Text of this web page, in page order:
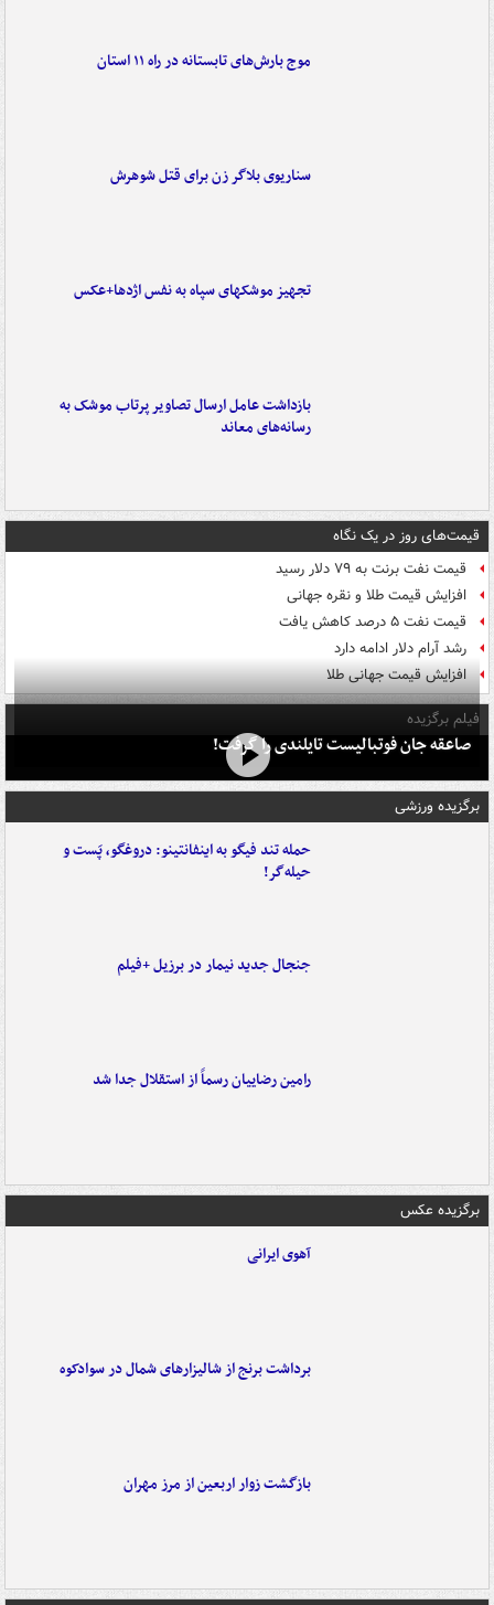
موج بارش‌های تابستانه در راه ۱۱ استان
سناریوی بلاگر زن برای قتل شوهرش
تجهیز موشکهای سپاه به نفس اژدها+عکس
بازداشت عامل ارسال تصاویر پرتاب موشک به
رسانه‌های معاند
قیمت‌های روز در یک نگاه
قیمت نفت برنت به ۷۹ دلار رسید
افزایش قیمت طلا و نقره جهانی
قیمت نفت ۵ درصد کاهش یافت
رشد آرام دلار ادامه دارد
افزایش قیمت جهانی طلا
فیلم برگزیده
صاعقه جان فوتبالیست تایلندی را گرفت!
برگزیده ورزشی
حمله تند فیگو به اینفانتینو: دروغگو، پَست‌ و
حیله‌گر!
جنجال جدید نیمار در برزیل +فیلم
رامین رضاییان رسماً از استقلال جدا شد
برگزیده عکس
آهوی ایرانی
برداشت برنج از شالیزارهای شمال در سوادکوه
بازگشت زوار اربعین از مرز مهران